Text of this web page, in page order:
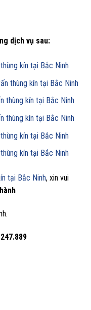
dịch vụ sau:
kín tại Bắc Ninh
thùng kín tại Bắc Ninh
thùng kín tại Bắc Ninh
thùng kín tại Bắc Ninh
kín tại Bắc Ninh
kín tại Bắc Ninh
tại Bắc Ninh, xin vui